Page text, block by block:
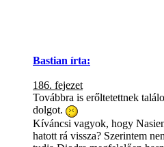
Bastian írta:
186. fejezet
Továbbra is erőltetettnek
dolgot.
Kíváncsi vagyok, hogy
hatott rá vissza? Szerintem